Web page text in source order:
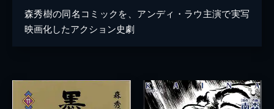
森秀樹の同名コミックを、アンディ・ラウ主演で実写
映画化したアクション史劇